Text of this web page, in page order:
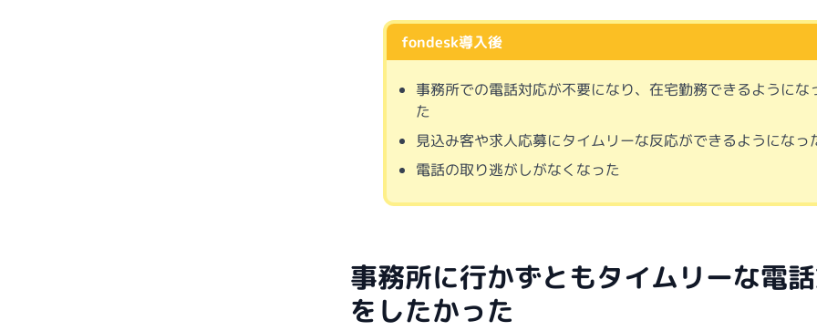
fondesk導入後
事務所での電話対応が不要になり、在宅勤務できるようにな
た
見込み客や求人応募にタイムリーな反応ができるようになっ
電話の取り逃がしがなくなった
事務所に行かずともタイムリーな電
をしたかった